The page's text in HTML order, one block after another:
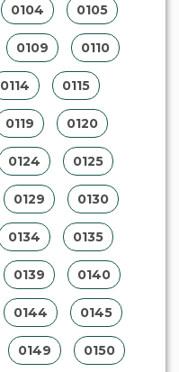
0104 0105
0109 0110
0114 0115
0119 0120
0124 0125
0129 0130
0134 0135
0139 0140
0144 0145
0149 0150